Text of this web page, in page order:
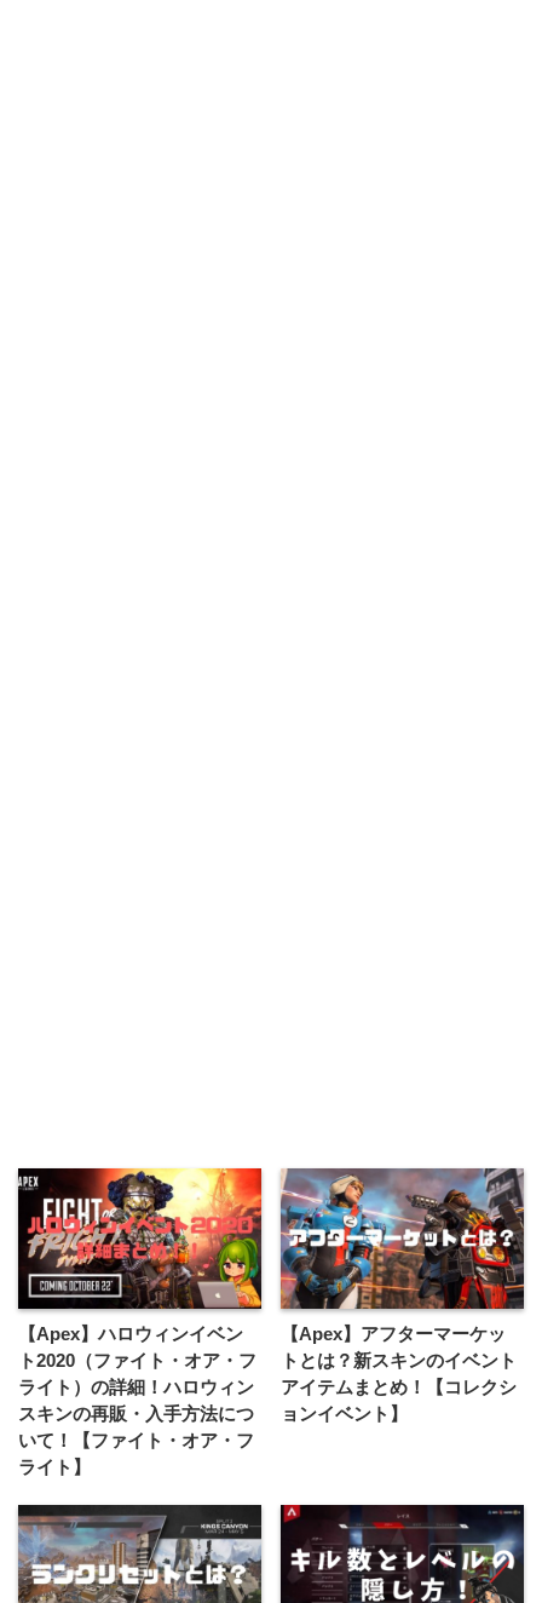
【Apex】ハロウィンイベン
ト2020（ファイト・オア・フ
ライト）の詳細！ハロウィン
スキンの再販・入手方法につ
いて！【ファイト・オア・フ
ライト】
【Apex】アフターマーケッ
トとは？新スキンのイベント
アイテムまとめ！【コレクシ
ョンイベント】